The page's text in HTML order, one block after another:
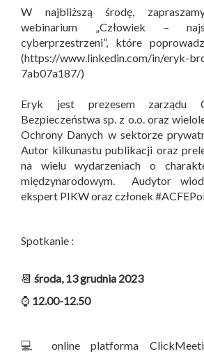
W najbliższą środę,
webinarium „Człowiek –
cyberprzestrzeni”, które
(https://www.linkedin.com/in/eryk-
7ab07a187/)
Eryk jest prezesem zarządu
Bezpieczeństwa sp. z o.o. oraz
Ochrony Danych w sektorze
Autor kilkunastu publikacji oraz
na wielu wydarzeniach o
międzynarodowym. Audytor
ekspert PIKW oraz członek
Spotkanie :
📆 środa, 13 grudnia 2023
⌚ 12.00-12.50
💻 online platforma